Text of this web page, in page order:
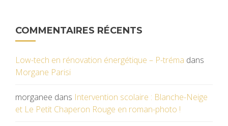
COMMENTAIRES RÉCENTS
Low-tech en rénovation énergétique – P-tréma dans
Morgane Parisi
morganee dans Intervention scolaire : Blanche-Neige
et Le Petit Chaperon Rouge en roman-photo !